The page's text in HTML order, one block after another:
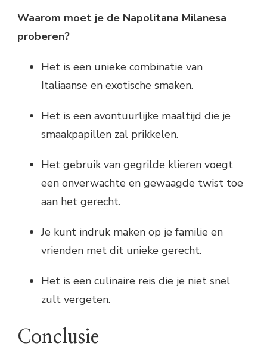
Waarom moet je de Napolitana Milanesa
proberen?
Het is een unieke combinatie van
Italiaanse en exotische smaken.
Het is een avontuurlijke maaltijd die je
smaakpapillen zal prikkelen.
Het gebruik van gegrilde klieren voegt
een onverwachte en gewaagde twist toe
aan het gerecht.
Je kunt indruk maken op je familie en
vrienden met dit unieke gerecht.
Het is een culinaire reis die je niet snel
zult vergeten.
Conclusie